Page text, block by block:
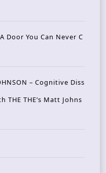
Door You Can Never C
– Cognitive Diss
THE’s Matt Johns